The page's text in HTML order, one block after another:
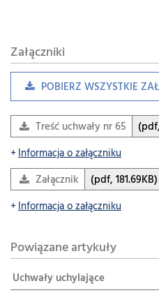
Załączniki
POBIERZ WSZYSTKIE
Treść uchwały nr 65
Informacja o załączniku
Załącznik
(pdf, 181.69KB)
Informacja o załączniku
Powiązane artykuły
Uchwały uchylające